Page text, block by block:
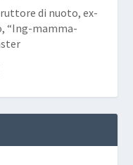
di nuoto, ex-
“Ing-mamma-